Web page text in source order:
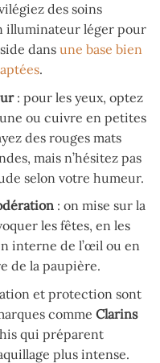
des soins
illuminateur léger pour
dans une base bien
.
: pour les yeux, optez
ou cuivre en petites
des rouges mats
mais n’hésitez pas
selon votre humeur.
: on mise sur la
les fêtes, en les
interne de l’œil ou en
de la paupière.
et protection sont
comme Clarins
qui préparent
plus intense.